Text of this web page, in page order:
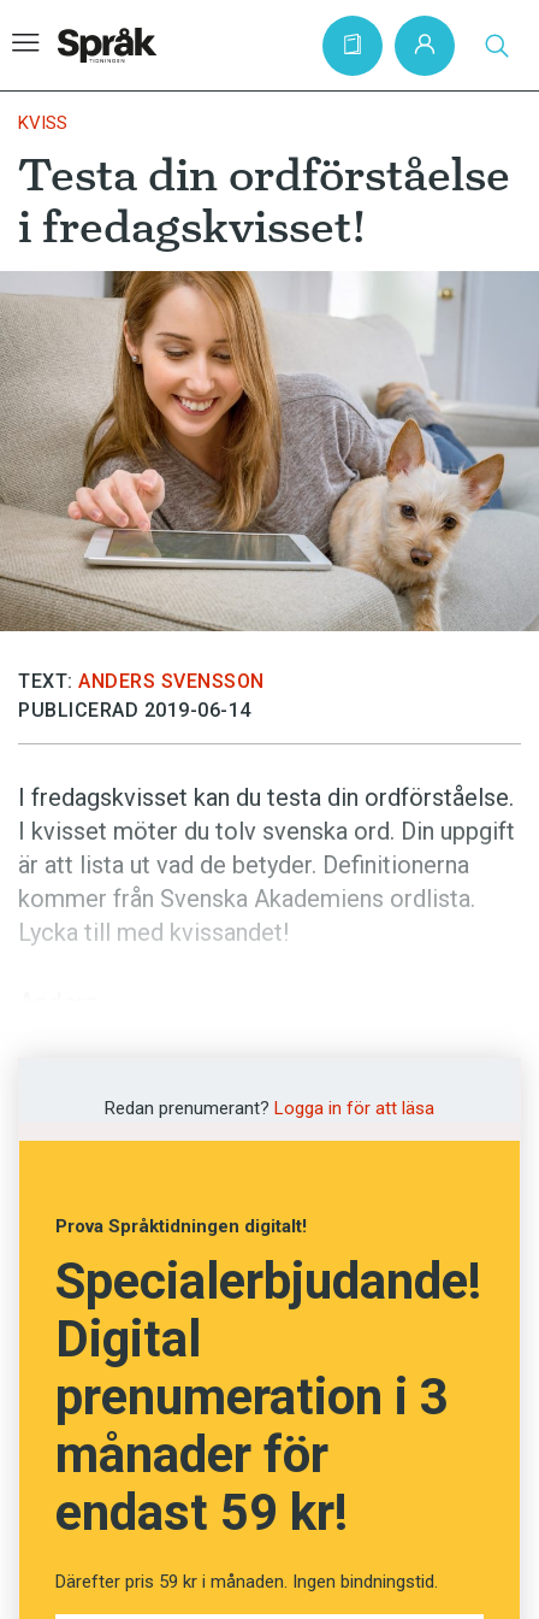
Hem
Artiklar
Krönikor
Språkfrågor
Skrivtips
Bokrecensioner
Kviss
Podden
Anmäl till språkpolisen
Föreslå nyord
Annonsera
Prenumerera
KVISS
Testa din ordförståelse
i fredagskvisset!
TEXT: ANDERS SVENSSON
PUBLICERAD 2019-06-14
I fredagskvisset kan du testa din ordförståelse.
I kvisset möter du tolv svenska ord. Din uppgift
är att lista ut vad de betyder. Definitionerna
kommer från Svenska Akademiens ordlista.
Lycka till med kvissandet!
Vad betyder dessa tolv
Fråga13av24
Oration
Högtidstal
Anmärkning
Bestraffning
Redan prenumerant? Logga in för att läsa
Prova Språktidningen digitalt!
Specialerbjudande!
Digital
prenumeration i 3
månader för
endast 59 kr!
Därefter pris 59 kr i månaden. Ingen bindningstid.